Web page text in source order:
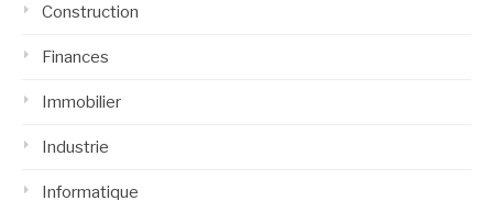
Construction
Finances
Immobilier
Industrie
Informatique